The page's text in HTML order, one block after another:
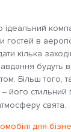
ідеальний
гостей в
кілька
будуть
Більш того,
– його стильний
свята.
для